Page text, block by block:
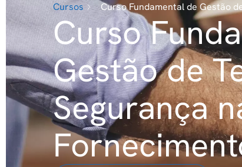
Cursos Curso Fundamental de Gestão
Curso
Gestão de
Segurança